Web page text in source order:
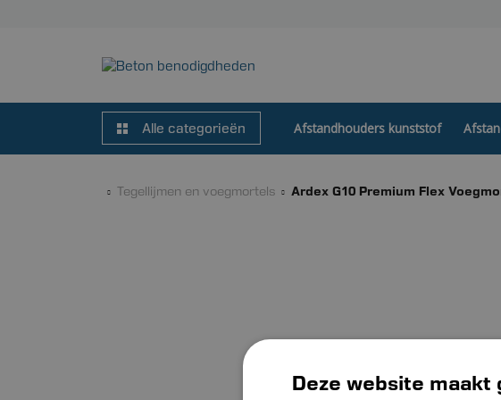
Alle categorieën Afstandhouders kunststof
Tegellijmen en voegmortels Ardex G10 Premium Flex
Deze website maakt